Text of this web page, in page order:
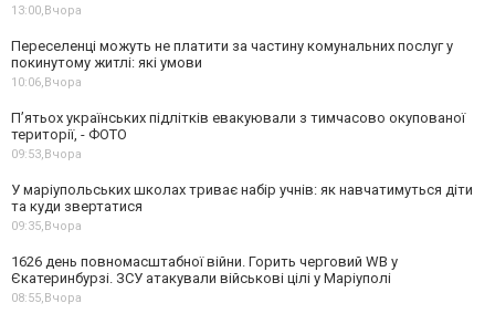
13:00,Вчора
Переселенці можуть не платити за частину комунальних послуг у
покинутому житлі: які умови
10:06,Вчора
П’ятьох українських підлітків евакуювали з тимчасово окупованої
території, - ФОТО
09:53,Вчора
У маріупольських школах триває набір учнів: як навчатимуться діти
та куди звертатися
09:35,Вчора
1626 день повномасштабної війни. Горить черговий WB у
Єкатеринбурзі. ЗСУ атакували військові цілі у Маріуполі
08:55,Вчора